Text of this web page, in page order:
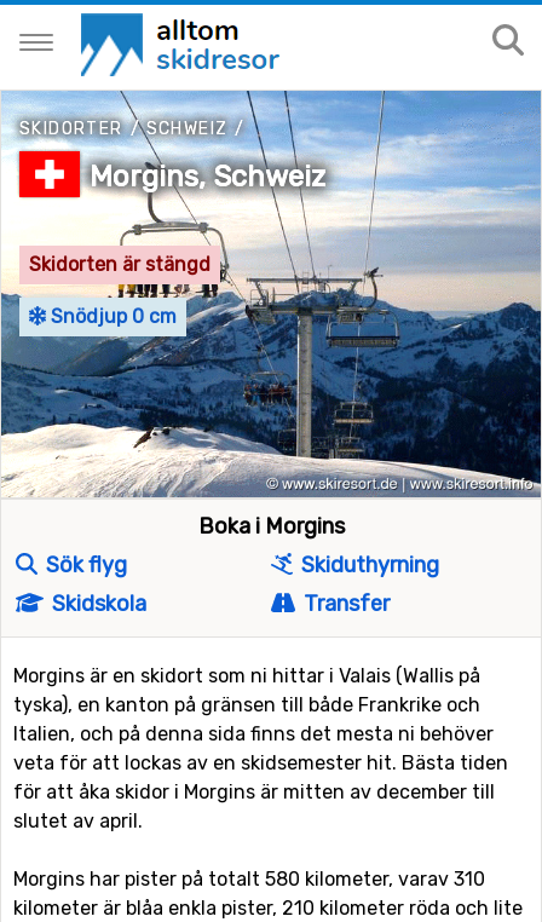
SKIDORTER/SCHWEIZ /
Morgins, Schweiz
Skidorten är stängd
Snödjup 0 cm
Boka i Morgins
Sök flyg
Skiduthyrning
Skidskola
Transfer
Morgins är en skidort som ni hittar i Valais (Wallis på
tyska), en kanton på gränsen till både Frankrike och
Italien, och på denna sida finns det mesta ni behöver
veta för att lockas av en skidsemester hit. Bästa tiden
för att åka skidor i Morgins är mitten av december till
slutet av april.
Morgins har pister på totalt 580 kilometer, varav 310
kilometer är blåa enkla pister, 210 kilometer röda och lite